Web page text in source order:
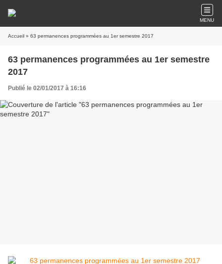
MENU
Accueil » 63 permanences programmées au 1er semestre 2017
63 permanences programmées au 1er semestre
2017
Publié le 02/01/2017 à 16:16